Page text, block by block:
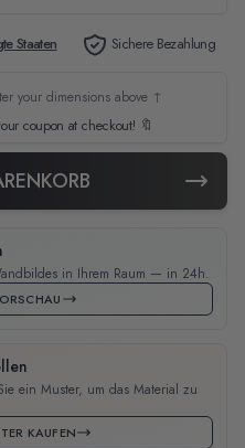
Staaten Sichere Bezahlung
your dimensions above ↑
coupon at checkout! 🔖
in Ihrem Raum — in 24h.
ein Muster, um das Material zu
KAUFEN